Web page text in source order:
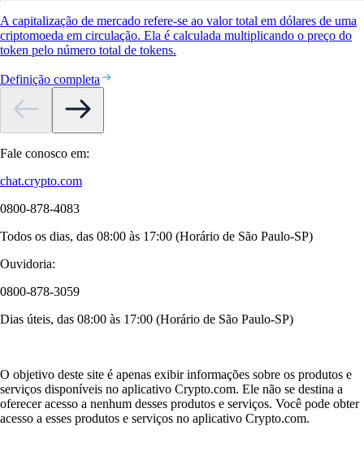
A capitalização de mercado refere-se ao valor total em dólares de uma
criptomoeda em circulação. Ela é calculada multiplicando o preço do
token pelo número total de tokens.
Definição completa
Fale conosco em:
chat.crypto.com
0800-878-4083
Todos os dias, das 08:00 às 17:00 (Horário de São Paulo-SP)
Ouvidoria:
0800-878-3059
Dias úteis, das 08:00 às 17:00 (Horário de São Paulo-SP)
O objetivo deste site é apenas exibir informações sobre os produtos e
serviços disponíveis no aplicativo Crypto.com. Ele não se destina a
oferecer acesso a nenhum desses produtos e serviços. Você pode obter
acesso a esses produtos e serviços no aplicativo Crypto.com.